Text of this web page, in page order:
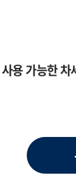
용 가능한 차